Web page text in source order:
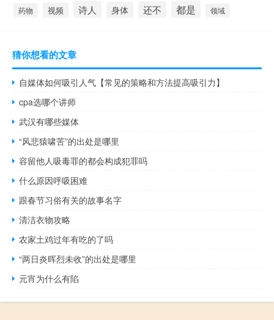
药物 视频 诗人 身体 还不 都是 领域
猜你想看的文章
自媒体如何吸引人气【常见的策略和方法提高吸引力】
cpa选哪个讲师
武汉有哪些媒体
“风悲猿啸苦”的出处是哪里
容留他人吸毒罪的都会构成犯罪吗
什么原因呼吸困难
跟春节习俗有关的故事名字
清洁衣物攻略
农家土鸡过年有吃的了吗
“两日炎晖烈未收”的出处是哪里
元宵为什么有陷